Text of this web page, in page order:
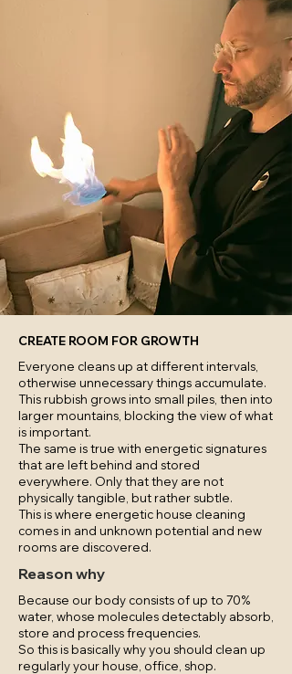
CREATE ROOM FOR GROWTH
Everyone cleans up at different intervals,
otherwise unnecessary things accumulate.
This rubbish grows into small piles, then into
larger mountains, blocking the view of what
is important.
The same is true with energetic signatures
that are left behind and stored
everywhere. Only that they are not
physically tangible, but rather subtle.
This is where energetic house cleaning
comes in and unknown potential and new
rooms are discovered.
Reason why
Because our body consists of up to 70%
water, whose molecules detectably absorb,
store and process frequencies.
So this is basically why you should clean up
regularly your house, office, shop.